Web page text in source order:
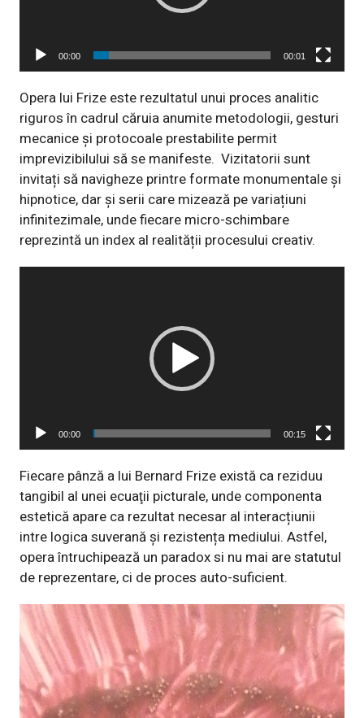
00:00 00:01
Opera lui Frize este rezultatul unui proces analitic
riguros în cadrul căruia anumite metodologii, gesturi
mecanice și protocoale prestabilite permit
imprevizibilului să se manifeste. Vizitatorii sunt
invitați să navigheze printre formate monumentale și
hipnotice, dar și serii care mizează pe variațiuni
infinitezimale, unde fiecare micro-schimbare
reprezintă un index al realității procesului creativ.
00:00 00:15
Fiecare pânză a lui Bernard Frize există ca reziduu
tangibil al unei ecuaţii picturale, unde componenta
estetică apare ca rezultat necesar al interacțiunii
intre logica suverană și rezistența mediului. Astfel,
opera întruchipează un paradox si nu mai are statutul
de reprezentare, ci de proces auto-suficient.
Player
video